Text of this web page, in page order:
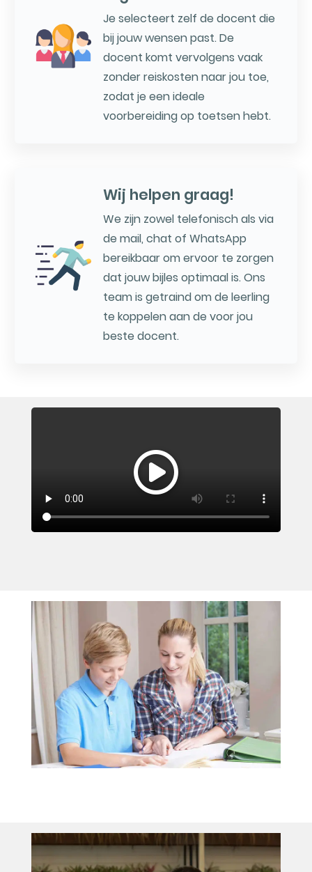
Je selecteert zelf de docent die
bij jouw wensen past. De
docent komt vervolgens vaak
zonder reiskosten naar jou toe,
zodat je een ideale
voorbereiding op toetsen hebt.
Wij helpen graag!
We zijn zowel telefonisch als via
de mail, chat of WhatsApp
bereikbaar om ervoor te zorgen
dat jouw bijles optimaal is. Ons
team is getraind om de leerling
te koppelen aan de voor jou
beste docent.